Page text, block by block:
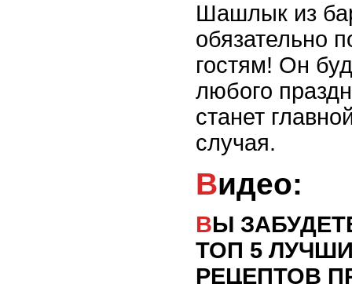
Шашлык из
обязательно
гостям! Он
любого
станет
случая.
Видео:
ВЫ ЗАБУДЕТЕ О КОЛБАСЕ!!!
ТОП 5
РЕЦЕПТОВ